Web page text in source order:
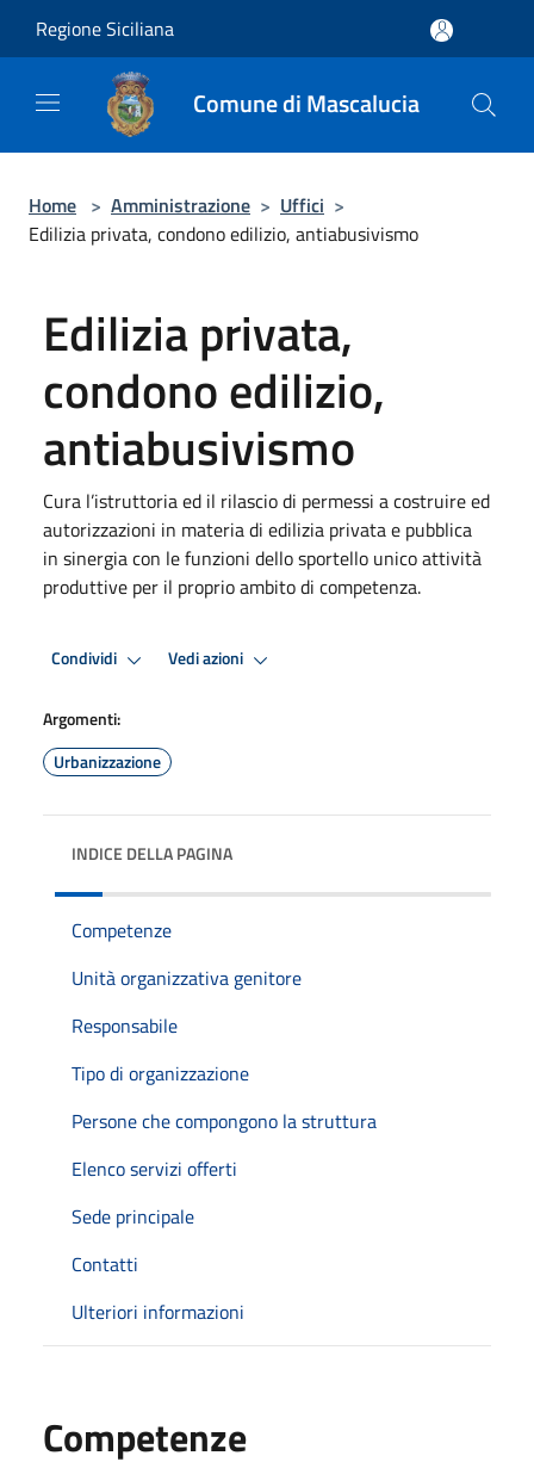
Regione Siciliana
Comune di Mascalucia
Home > Amministrazione > Uffici >
Edilizia privata, condono edilizio, antiabusivismo
Edilizia privata,
condono edilizio,
antiabusivismo
Cura l’istruttoria ed il rilascio di permessi a costruire ed
autorizzazioni in materia di edilizia privata e pubblica
in sinergia con le funzioni dello sportello unico attività
produttive per il proprio ambito di competenza.
Condividi Vedi azioni
Argomenti:
Urbanizzazione
INDICE DELLA PAGINA
Competenze
Unità organizzativa genitore
Responsabile
Tipo di organizzazione
Persone che compongono la struttura
Elenco servizi offerti
Sede principale
Contatti
Ulteriori informazioni
Competenze